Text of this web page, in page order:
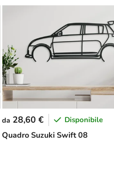
Quadro Suzuki Swift 08
da 28,60 € Disponibile